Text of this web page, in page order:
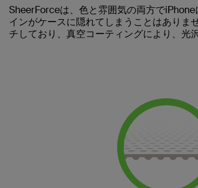
SheerForceは、色と雰囲気の両方で
インがケースに隠れてしまうことはありま
チしており、真空コーティングにより、光